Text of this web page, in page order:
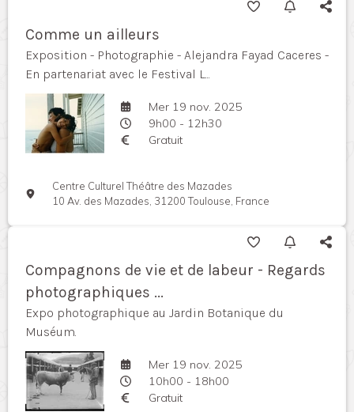
Comme un ailleurs
Exposition - Photographie - Alejandra Fayad Caceres -
En partenariat avec le Festival L...
Mer 19 nov. 2025
9h00 - 12h30
Gratuit
Centre Culturel Théâtre des Mazades
10 Av. des Mazades, 31200 Toulouse, France
Compagnons de vie et de labeur - Regards
photographiques ...
Expo photographique au Jardin Botanique du
Muséum.
Mer 19 nov. 2025
10h00 - 18h00
Gratuit